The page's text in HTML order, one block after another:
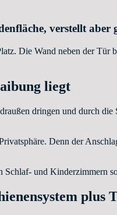
verstellt aber
Die Wand neben der
liegt
dringen und durch
Denn der
und Kinderzimmern
plus